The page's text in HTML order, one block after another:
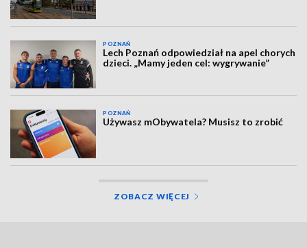
POZNAŃ
Lech Poznań odpowiedział na apel chorych
dzieci. „Mamy jeden cel: wygrywanie”
POZNAŃ
Używasz mObywatela? Musisz to zrobić
ZOBACZ WIĘCEJ